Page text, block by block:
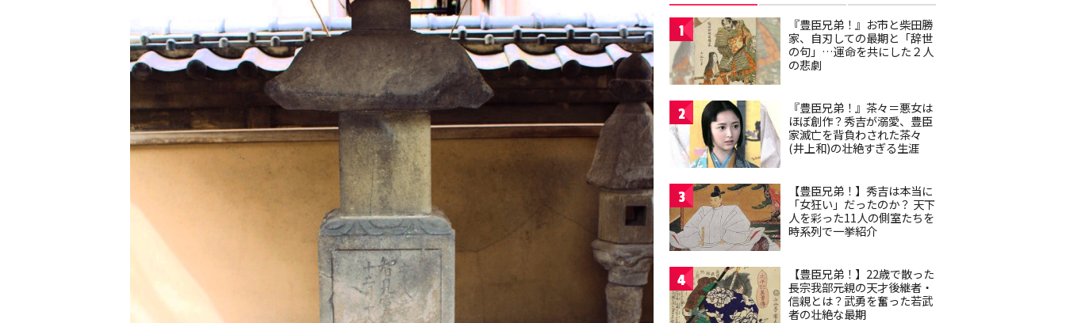
1
『豊臣兄弟！』お市と柴田勝
家、自刃しての最期と「辞世
の句」…運命を共にした２人
の悲劇
2
『豊臣兄弟！』茶々＝悪女は
ほぼ創作？秀吉が溺愛、豊臣
家滅亡を背負わされた茶々
(井上和)の壮絶すぎる生涯
3
【豊臣兄弟！】秀吉は本当に
「女狂い」だったのか？ 天下
人を彩った11人の側室たちを
時系列で一挙紹介
4
【豊臣兄弟！】22歳で散った
長宗我部元親の天才後継者・
信親とは？武勇を奮った若武
者の壮絶な最期